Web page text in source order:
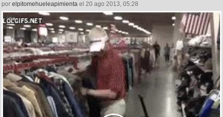
por elpitomehueleapimienta el 20 ago 2013, 05:28